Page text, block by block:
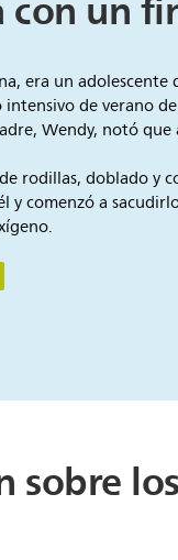
era un adolescente
de verano
Wendy, notó que
rodillas, doblado y
y comenzó a